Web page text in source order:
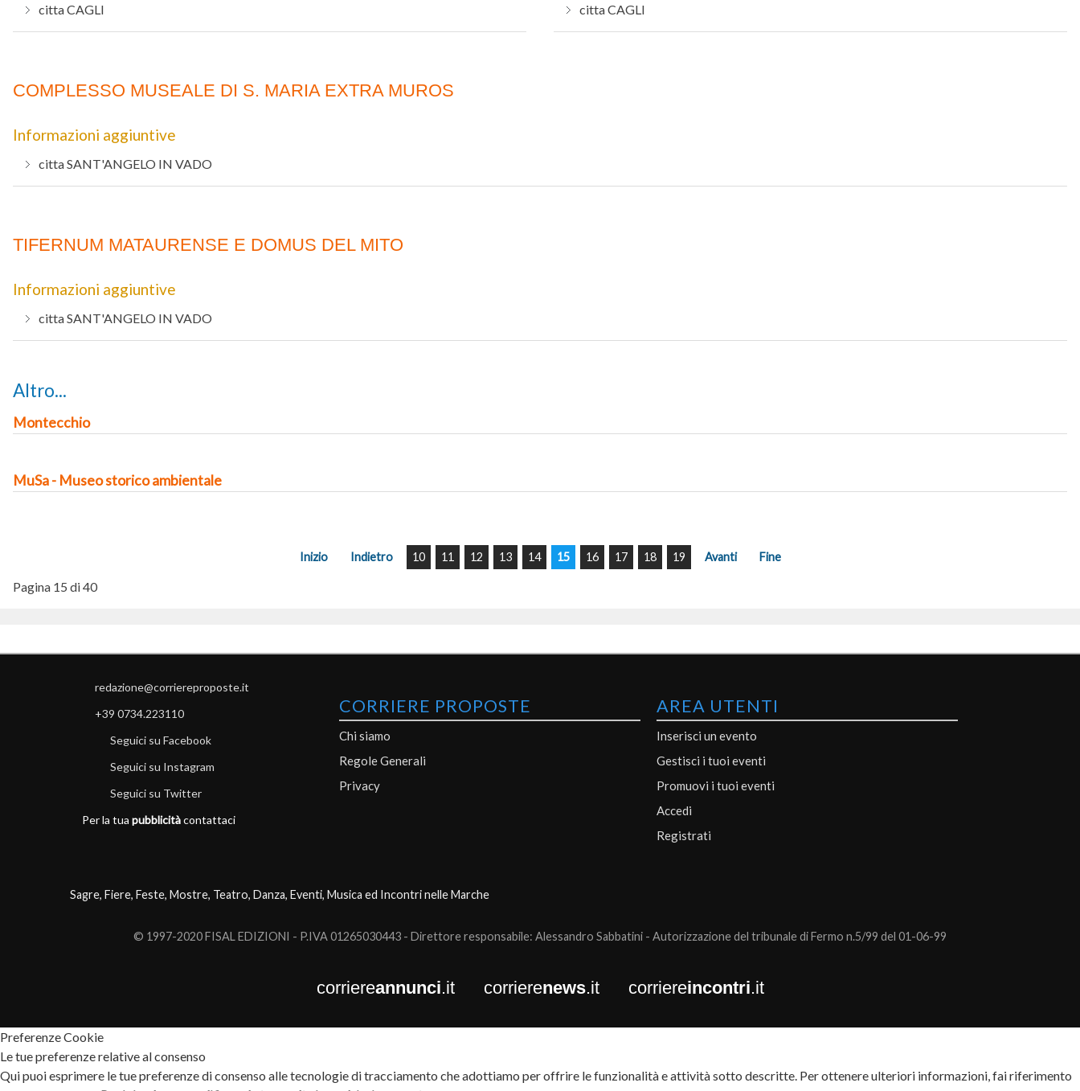
cittaCAGLI cittaCAGLI
COMPLESSO MUSEALE DI S. MARIA EXTRA MUROS
Informazioni aggiuntive
cittaSANT'ANGELO IN VADO
TIFERNUM MATAURENSE E DOMUS DEL MITO
Informazioni aggiuntive
cittaSANT'ANGELO IN VADO
Altro...
Montecchio
MuSa - Museo storico ambientale
Inizio Indietro 10 11 12 13 14 15 16 17 18 19 Avanti Fine
Pagina 15 di 40
redazione@corriereproposte.it
+39 0734.223110
Seguici su Facebook
Seguici su Instagram
Seguici su Twitter
Per la tua pubblicitàcontattaci
CORRIERE PROPOSTE
Chi siamo
Regole Generali
Privacy
AREA UTENTI
Inserisci un evento
Gestisci i tuoi eventi
Promuovi i tuoi eventi
Accedi
Registrati
Sagre, Fiere, Feste, Mostre, Teatro, Danza, Eventi, Musica ed Incontri nelle Marche
© 1997-2020 FISAL EDIZIONI - P.IVA 01265030443 - Direttore responsabile: Alessandro Sabbatini - Autorizzazione del tribunale di Fermo n.5/99 del 01-06-99
corriereannunci.it corrierenews.it corriereincontri.it
Preferenze Cookie
Le tue preferenze relative al consenso
Qui puoi esprimere le tue preferenze di consenso alle tecnologie di tracciamento che adottiamo per offrire le funzionalità e attività sotto descritte. Per ottenere ulteriori informazioni, fai riferimento